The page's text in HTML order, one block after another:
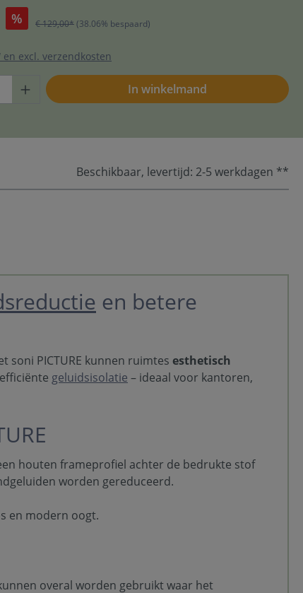
% € 129,00*(38.06% bespaard)
en excl. verzendkosten
In winkelmand
Beschikbaar, levertijd: 2-5 werkdagen **
en betere
PICTURE kunnen ruimtes esthetisch
geluidsisolatie – ideaal voor kantoren,
houten frameprofiel achter de bedrukte stof
worden gereduceerd.
en modern oogt.
overal worden gebruikt waar het